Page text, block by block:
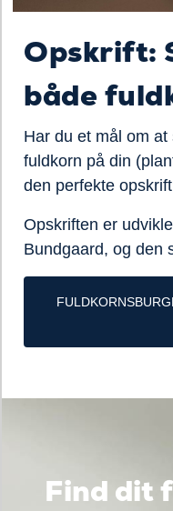
Opskrift:
både
Har du et mål om
fuldkorn på din
den perfekte
Opskriften er
Bundgaard, og den
Find dit